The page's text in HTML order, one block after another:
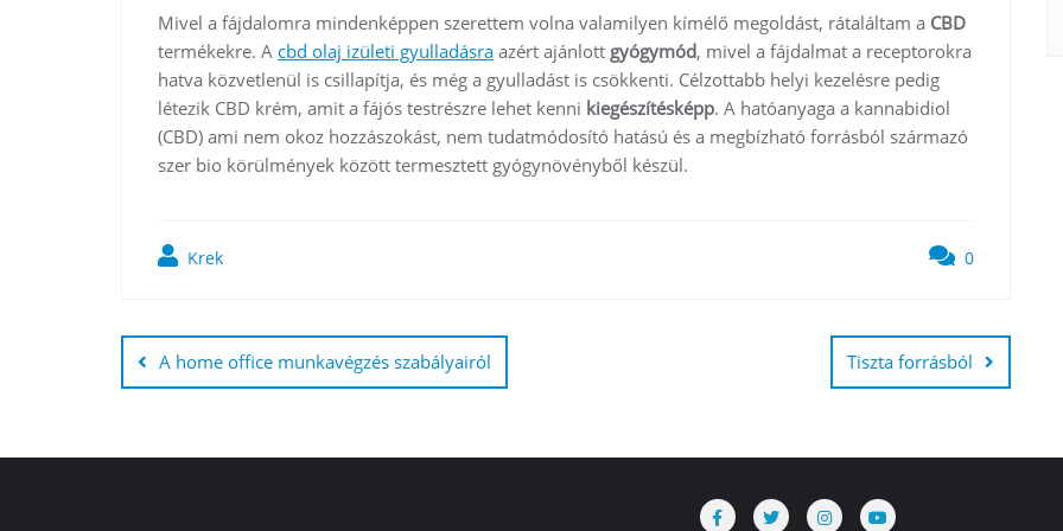
Mivel a fájdalomra mindenképpen szerettem volna valamilyen kímélő megoldást, rátaláltam a CBD
termékekre. A cbd olaj izületi gyulladásra azért ajánlott gyógymód, mivel a fájdalmat a receptorokra
hatva közvetlenül is csillapítja, és még a gyulladást is csökkenti. Célzottabb helyi kezelésre pedig
létezik CBD krém, amit a fájós testrészre lehet kenni kiegészítésképp. A hatóanyaga a kannabidiol
(CBD) ami nem okoz hozzászokást, nem tudatmódosító hatású és a megbízható forrásból származó
szer bio körülmények között termesztett gyógynövényből készül.
Krek 0
Bejegyzés
navigáció
A home office munkavégzés szabályairól Tiszta forrásból